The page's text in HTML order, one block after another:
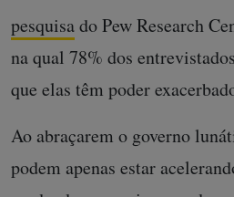
pesquisado Pew Research
na qual 78% dos
que elas têm poder
Ao abraçarem o governo
podem apenas estar